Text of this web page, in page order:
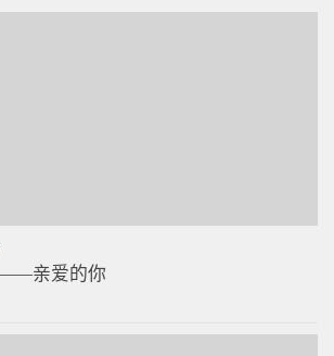
——亲爱的你